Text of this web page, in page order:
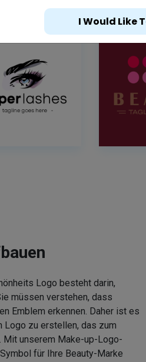
Logo besteht darin,
müssen verstehen, dass
Emblem erkennen. Daher ist es
Logo zu erstellen, das zum
Mit unserem Make-up-Logo-
für Ihre Beauty-Marke
I Would Like